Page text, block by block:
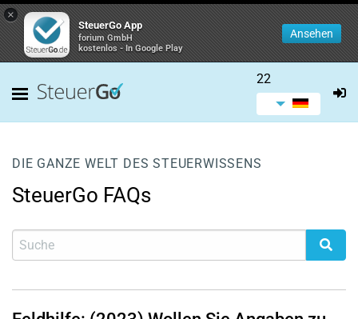
×
SteuerGo App
forium GmbH
kostenlos - In Google Play
Ansehen
22
DIE GANZE WELT DES STEUERWISSENS
SteuerGo FAQs